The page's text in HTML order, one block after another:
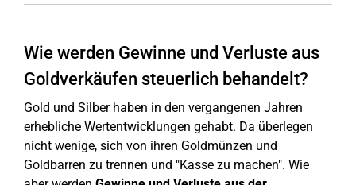
Wie werden Gewinne und Verluste aus
Goldverkäufen steuerlich behandelt?
Gold und Silber haben in den vergangenen Jahren
erhebliche Wertentwicklungen gehabt. Da überlegen
nicht wenige, sich von ihren Goldmünzen und
Goldbarren zu trennen und "Kasse zu machen". Wie